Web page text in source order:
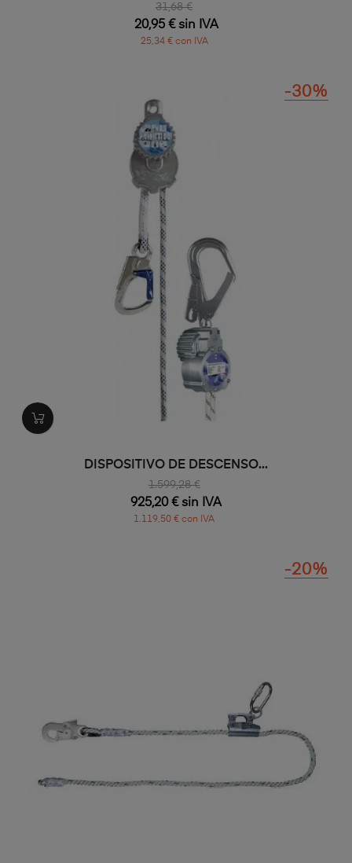
31,68 €
20,95 € sin IVA
25,34 € con IVA
DISPOSITIVO DE DESCENSO...
1.599,28 €
-30%
925,20 € sin IVA
1.119,50 € con IVA
-20%